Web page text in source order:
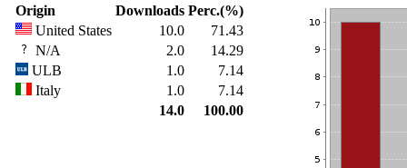
Origin
Downloads Perc.(%)
United States
10.0
71.43
N/A
2.0
14.29
ULB
1.0
7.14
Italy
1.0
7.14
14.0
100.00